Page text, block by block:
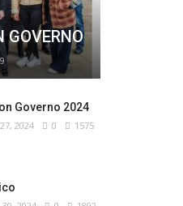
Governo 2024
2024 0 1575